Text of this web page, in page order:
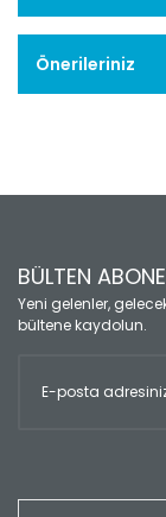
Önerileriniz
BÜLTEN
Yeni gelenler,
bültene kaydolun.